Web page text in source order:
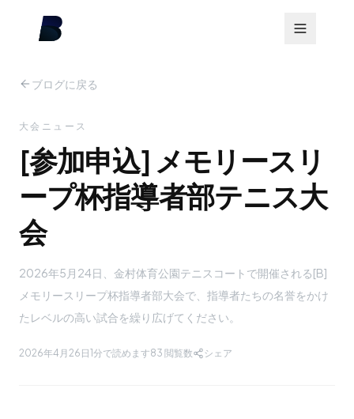
ブログに戻る
大会ニュース
[参加申込] メモリースリ
ープ杯指導者部テニス大
会
2026年5月24日、金村体育公園テニスコートで開催される[B]
メモリースリープ杯指導者部大会で、指導者たちの名誉をかけ
たレベルの高い試合を繰り広げてください。
2026年4月26日1分で読めます83 閲覧数 シェア